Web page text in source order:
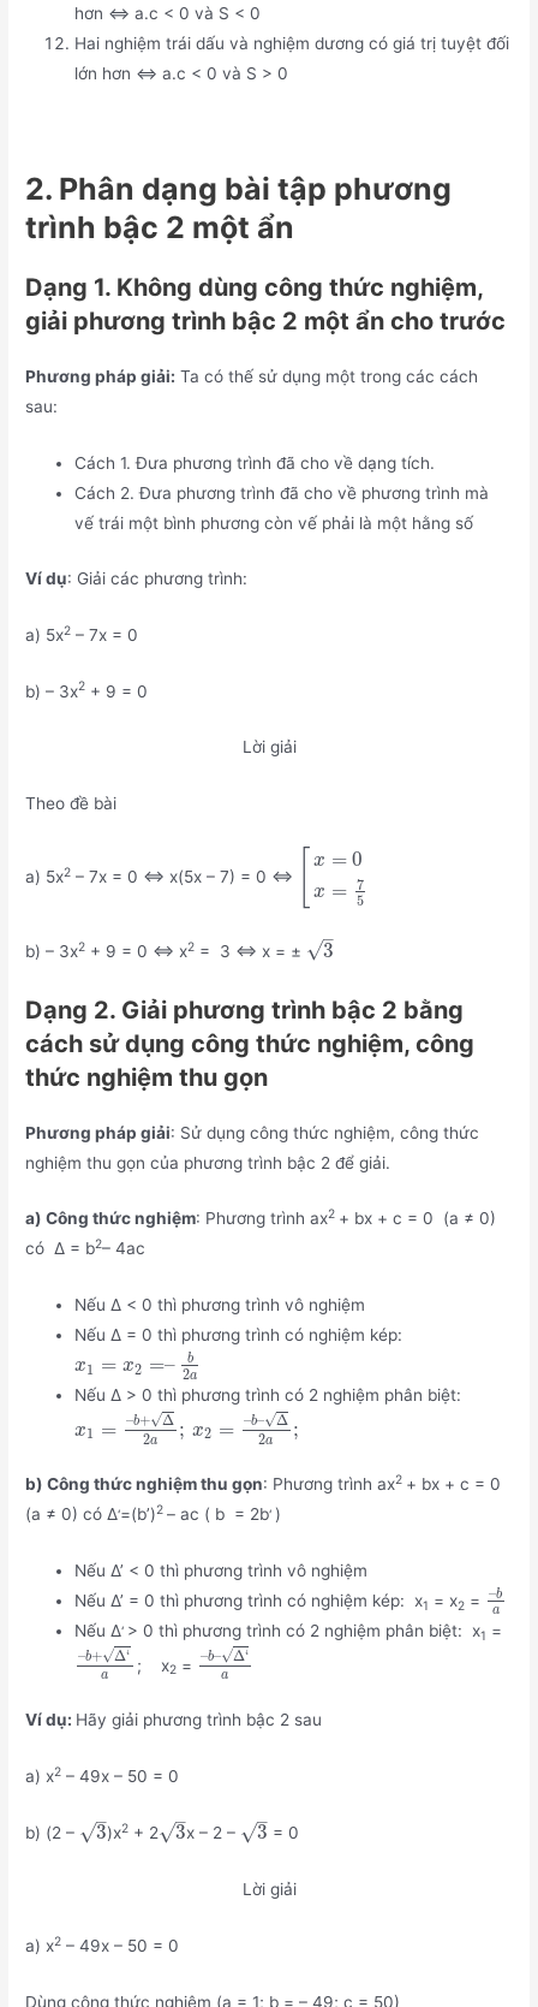
hơn ⇔ a.c < 0 và S < 0
Hai nghiệm trái dấu và nghiệm dương có giá trị tuyệt đối
lớn hơn ⇔ a.c < 0 và S > 0
2. Phân dạng bài tập phương
trình bậc 2 một ẩn
Dạng 1. Không dùng công thức nghiệm,
giải phương trình bậc 2 một ẩn cho trước
Phương pháp giải: Ta có thế sử dụng một trong các cách
sau:
Cách 1. Đưa phương trình đã cho về dạng tích.
Cách 2. Đưa phương trình đã cho về phương trình mà
vế trái một bình phương còn vế phải là một hằng số
Ví dụ: Giải các phương trình:
a) 5x2 – 7x = 0
b) – 3x2 + 9 = 0
Lời giải
Theo đề bài
a) 5x2 – 7x = 0 ⇔ x(5x – 7) = 0 ⇔
x = 0
x = 7
5
b) – 3x2 + 9 = 0 ⇔ x2 = 3 ⇔ x = ± 3
–
√
Dạng 2. Giải phương trình bậc 2 bằng
cách sử dụng công thức nghiệm, công
thức nghiệm thu gọn
Phương pháp giải: Sử dụng công thức nghiệm, công thức
nghiệm thu gọn của phương trình bậc 2 để giải.
a) Công thức nghiệm: Phương trình ax2 + bx + c = 0 (a ≠ 0)
có Δ = b2– 4ac
Nếu Δ < 0 thì phương trình vô nghiệm
Nếu Δ = 0 thì phương trình có nghiệm kép:
x1 = x2 =– b
2a
Nếu Δ > 0 thì phương trình có 2 nghiệm phân biệt:
x1 = –b+ Δ
√
2a ; x2 = –b– Δ
√
2a ;
b) Công thức nghiệm thu gọn: Phương trình ax2 + bx + c = 0
(a ≠ 0) có Δ‘=(b’)2 – ac ( b = 2b‘ )
Nếu Δ’ < 0 thì phương trình vô nghiệm
Nếu Δ’ = 0 thì phương trình có nghiệm kép: x1 = x2 = –b
a
Nếu Δ‘ > 0 thì phương trình có 2 nghiệm phân biệt: x1 =
–b+ Δ‘
√
a ; x2=
–b– Δ‘
√
a
Ví dụ: Hãy giải phương trình bậc 2 sau
a) x2 – 49x – 50 = 0
b) (2 – 3
–
√ )x2 + 2 3
–
√ x – 2 – 3
–
√ = 0
Lời giải
a) x2 – 49x – 50 = 0
Dùng công thức nghiệm (a = 1; b = – 49; c = 50)